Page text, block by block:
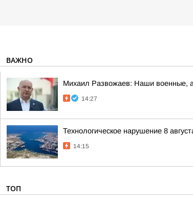
ВАЖНО
Михаил Развожаев: Наши военные,
14:27
Технологическое нарушение 8
14:15
ТОП